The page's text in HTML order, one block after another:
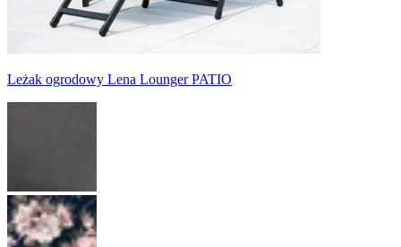
Leżak ogrodowy Lena Lounger PATIO